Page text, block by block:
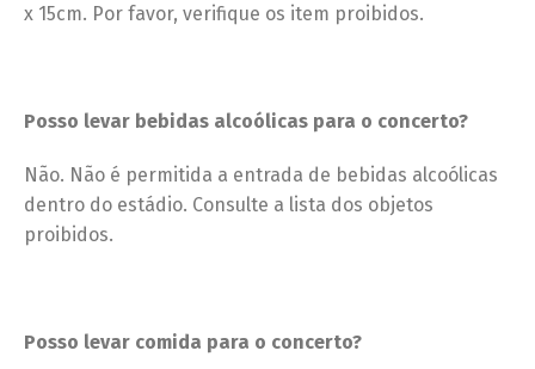
x 15cm. Por favor, verifique os item proibidos.
Posso levar bebidas alcoólicas para o concerto?
Não. Não é permitida a entrada de bebidas alcoólicas
dentro do estádio. Consulte a lista dos objetos
proibidos.
Posso levar comida para o concerto?